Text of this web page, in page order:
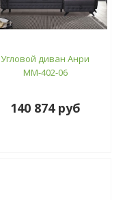
Угловой диван Анри
ММ-402-06
140 874 руб